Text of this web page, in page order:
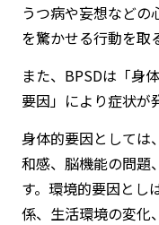
うつ病や妄想などの
を驚かせる行動を取
また、BPSDは「身
要因」により症状が
身体的要因としては
和感、脳機能の問題
す。環境的要因とし
係、生活環境の変化